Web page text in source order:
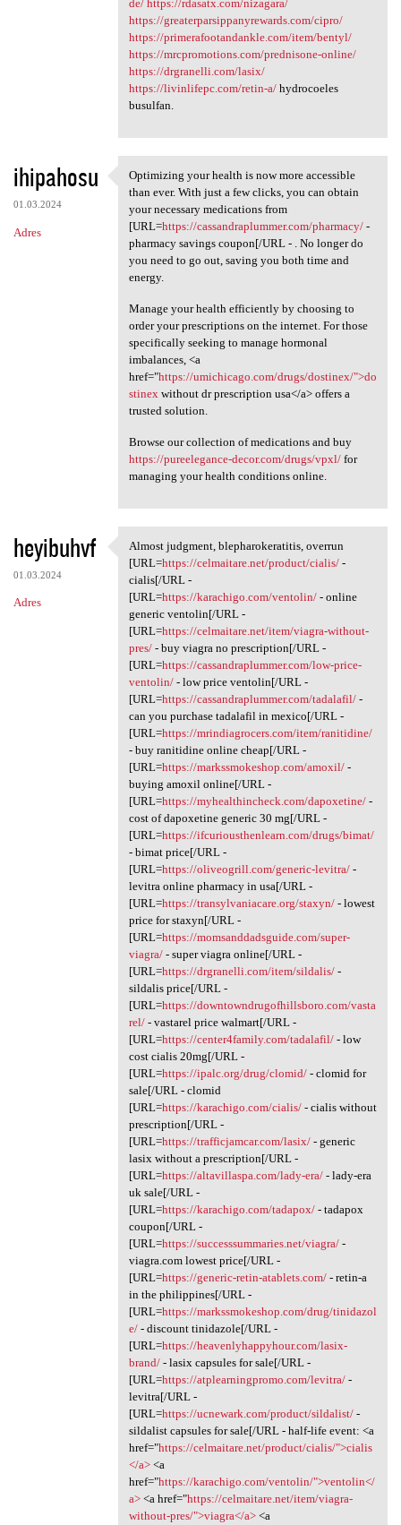
de/ https://rdasatx.com/nizagara/
https://greaterparsippanyrewards.com/cipro/
https://primerafootandankle.com/item/bentyl/
https://mrcpromotions.com/prednisone-online/
https://drgranelli.com/lasix/
https://livinlifepc.com/retin-a/hydrocoeles
busulfan.
ihipahosu
01.03.2024
Adres
Optimizing your health is now
Optimizing your health is now more accessible
than ever. With just a few clicks, you can obtain
your necessary medications from
[URL=https://cassandraplummer.com/pharmacy/-
pharmacy savings coupon[/URL - . No longer do
you need to go out, saving you both time and
energy.
Manage your health efficiently by choosing to
order your prescriptions on the internet. For those
specifically seeking to manage hormonal
imbalances, <a
href="https://umichicago.com/drugs/dostinex/">do
stinexwithout dr prescription usa</a> offers a
trusted solution.
Browse our collection of medications and buy
https://pureelegance-decor.com/drugs/vpxl/for
managing your health conditions online.
heyibuhvf
01.03.2024
Adres
Almost judgment,
Almost judgment, blepharokeratitis, overrun
[URL=https://celmaitare.net/product/cialis/-
cialis[/URL -
[URL=https://karachigo.com/ventolin/- online
generic ventolin[/URL -
[URL=https://celmaitare.net/item/viagra-without-
pres/- buy viagra no prescription[/URL -
[URL=https://cassandraplummer.com/low-price-
ventolin/- low price ventolin[/URL -
[URL=https://cassandraplummer.com/tadalafil/-
can you purchase tadalafil in mexico[/URL -
[URL=https://mrindiagrocers.com/item/ranitidine/
- buy ranitidine online cheap[/URL -
[URL=https://markssmokeshop.com/amoxil/-
buying amoxil online[/URL -
[URL=https://myhealthincheck.com/dapoxetine/-
cost of dapoxetine generic 30 mg[/URL -
[URL=https://ifcuriousthenlearn.com/drugs/bimat/
- bimat price[/URL -
[URL=https://oliveogrill.com/generic-levitra/-
levitra online pharmacy in usa[/URL -
[URL=https://transylvaniacare.org/staxyn/- lowest
price for staxyn[/URL -
[URL=https://momsanddadsguide.com/super-
viagra/- super viagra online[/URL -
[URL=https://drgranelli.com/item/sildalis/-
sildalis price[/URL -
[URL=https://downtowndrugofhillsboro.com/vasta
rel/- vastarel price walmart[/URL -
[URL=https://center4family.com/tadalafil/- low
cost cialis 20mg[/URL -
[URL=https://ipalc.org/drug/clomid/- clomid for
sale[/URL - clomid
[URL=https://karachigo.com/cialis/- cialis without
prescription[/URL -
[URL=https://trafficjamcar.com/lasix/- generic
lasix without a prescription[/URL -
[URL=https://altavillaspa.com/lady-era/- lady-era
uk sale[/URL -
[URL=https://karachigo.com/tadapox/- tadapox
coupon[/URL -
[URL=https://successsummaries.net/viagra/-
viagra.com lowest price[/URL -
[URL=https://generic-retin-atablets.com/- retin-a
in the philippines[/URL -
[URL=https://markssmokeshop.com/drug/tinidazol
e/- discount tinidazole[/URL -
[URL=https://heavenlyhappyhour.com/lasix-
brand/- lasix capsules for sale[/URL -
[URL=https://atplearningpromo.com/levitra/-
levitra[/URL -
[URL=https://ucnewark.com/product/sildalist/-
sildalist capsules for sale[/URL - half-life event: <a
href="https://celmaitare.net/product/cialis/">cialis
</a><a
href="https://karachigo.com/ventolin/">ventolin</
a><a href="https://celmaitare.net/item/viagra-
without-pres/">viagra</a><a